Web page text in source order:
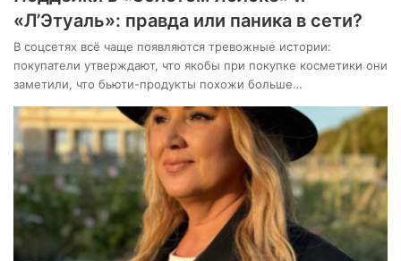
«Л’Этуаль»: правда или паника в сети?
В соцсетях всё чаще появляются тревожные истории:
покупатели утверждают, что якобы при покупке косметики они
заметили, что бьюти-продукты похожи больше…